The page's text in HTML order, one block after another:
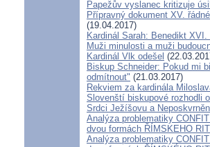
Papežův vyslanec kritizuje
Přípravný dokument XV.
(19.04.2017)
Kardinál Sarah: Benedikt
Muži minulosti a muži
Kardinál Vlk odešel
Biskup Schneider: Pokud mi
odmítnout" (21.03.2017)
Rekviem za kardinála
Slovenští biskupové rozhodli
Srdci Ježíšovu a
Analýza problematiky
dvou formách ŘÍMSKEHO
Analýza problematiky